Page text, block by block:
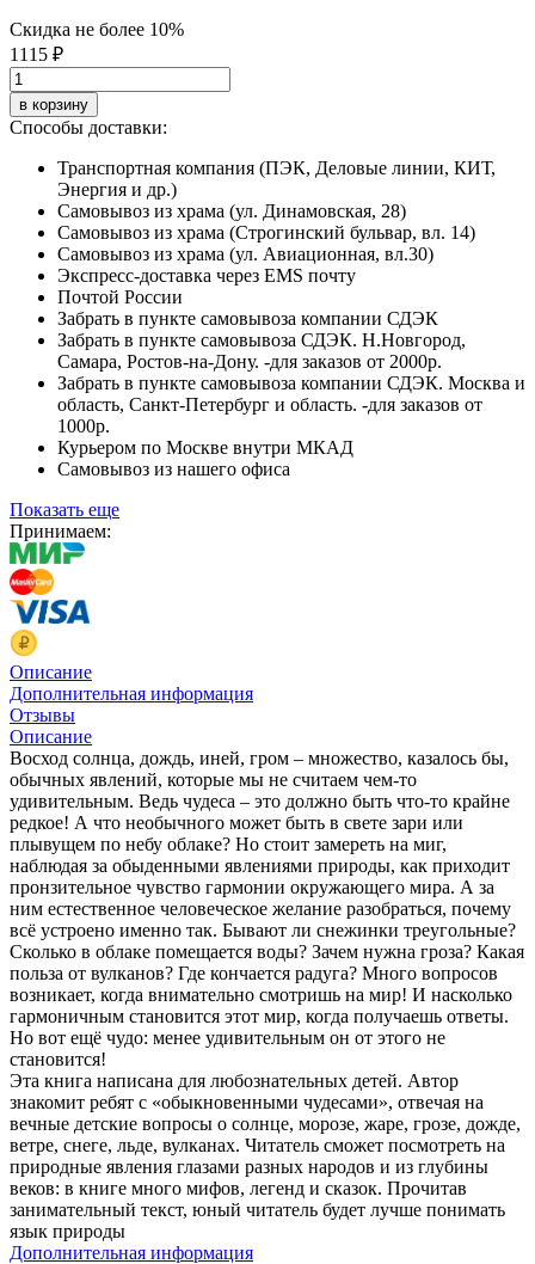
Скидка не более 10%
1115 ₽
в корзину
Способы доставки:
Транспортная компания (ПЭК, Деловые линии, КИТ,
Энергия и др.)
Самовывоз из храма (ул. Динамовская, 28)
Самовывоз из храма (Строгинский бульвар, вл. 14)
Самовывоз из храма (ул. Авиационная, вл.30)
Экспресс-доставка через EMS почту
Почтой России
Забрать в пункте самовывоза компании СДЭК
Забрать в пункте самовывоза СДЭК. Н.Новгород,
Самара, Ростов-на-Дону. -для заказов от 2000р.
Забрать в пункте самовывоза компании СДЭК. Москва и
область, Санкт-Петербург и область. -для заказов от
1000р.
Курьером по Москве внутри МКАД
Самовывоз из нашего офиса
Показать еще
Принимаем:
Описание
Дополнительная информация
Отзывы
Описание
Восход солнца, дождь, иней, гром – множество, казалось бы,
обычных явлений, которые мы не считаем чем-то
удивительным. Ведь чудеса – это должно быть что-то крайне
редкое! А что необычного может быть в свете зари или
плывущем по небу облаке? Но стоит замереть на миг,
наблюдая за обыденными явлениями природы, как приходит
пронзительное чувство гармонии окружающего мира. А за
ним естественное человеческое желание разобраться, почему
всё устроено именно так. Бывают ли снежинки треугольные?
Сколько в облаке помещается воды? Зачем нужна гроза? Какая
польза от вулканов? Где кончается радуга? Много вопросов
возникает, когда внимательно смотришь на мир! И насколько
гармоничным становится этот мир, когда получаешь ответы.
Но вот ещё чудо: менее удивительным он от этого не
становится!
Эта книга написана для любознательных детей. Автор
знакомит ребят с «обыкновенными чудесами», отвечая на
вечные детские вопросы о солнце, морозе, жаре, грозе, дожде,
ветре, снеге, льде, вулканах. Читатель сможет посмотреть на
природные явления глазами разных народов и из глубины
веков: в книге много мифов, легенд и сказок. Прочитав
занимательный текст, юный читатель будет лучше понимать
язык природы
Дополнительная информация